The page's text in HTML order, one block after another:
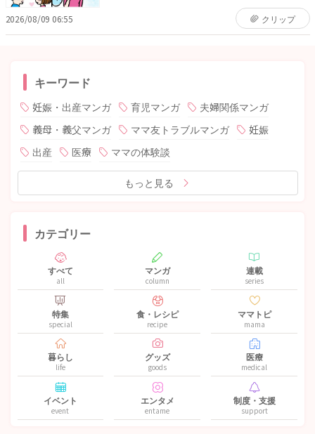
2026/08/09 06:55 クリップ
キーワード
妊娠・出産マンガ 育児マンガ
夫婦関係マンガ
義母・義父マンガ
ママ友トラブルマンガ
妊娠
出産
医療 ママの体験談
もっと見る
カテゴリー
すべて
all
マンガ
column
連載
series
特集
special
食・レシピ
recipe
ママトピ
mama
暮らし
life
グッズ
goods
医療
medical
イベント
event
エンタメ
entame
制度・支援
support